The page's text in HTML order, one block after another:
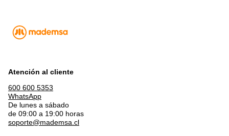
Atención al cliente
600 600 5353
WhatsApp
De lunes a sábado
de 09:00 a 19:00 horas
soporte@mademsa.cl